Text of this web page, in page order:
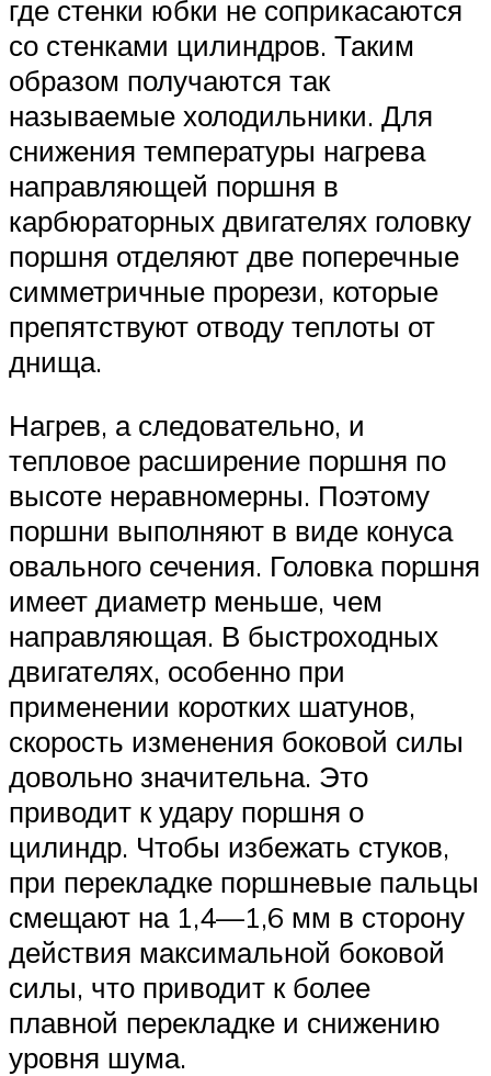
где стенки юбки не соприкасаются
со стенками цилиндров. Таким
образом получаются так
называемые холодильники. Для
снижения температуры нагрева
направляющей поршня в
карбюраторных двигателях головку
поршня отделяют две поперечные
симметричные прорези, которые
препятствуют отводу теплоты от
днища.
Нагрев, а следовательно, и
тепловое расширение поршня по
высоте неравномерны. Поэтому
поршни выполняют в виде конуса
овального сечения. Головка поршня
имеет диаметр меньше, чем
направляющая. В быстроходных
двигателях, особенно при
применении коротких шатунов,
скорость изменения боковой силы
довольно значительна. Это
приводит к удару поршня о
цилиндр. Чтобы избежать стуков,
при перекладке поршневые пальцы
смещают на 1,4—1,6 мм в сторону
действия максимальной боковой
силы, что приводит к более
плавной перекладке и снижению
уровня шума.